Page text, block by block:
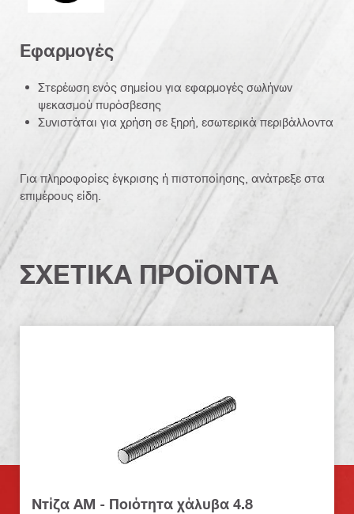
Εφαρμογές
Στερέωση ενός σημείου για εφαρμογές σωλήνων
ψεκασμού πυρόσβεσης
Συνιστάται για χρήση σε ξηρή, εσωτερικά περιβάλλοντα
Για πληροφορίες έγκρισης ή πιστοποίησης, ανάτρεξε στα
επιμέρους είδη.
ΣΧΕΤΙΚΑ ΠΡΟΪΟΝΤΑ
Ντίζα AM - Ποιότητα χάλυβα 4.8